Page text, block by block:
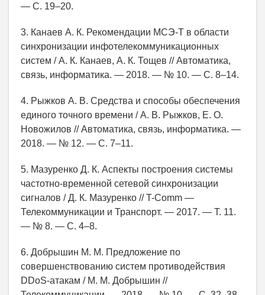
— С. 19–20.
3. Канаев А. К. Рекомендации МСЭ-Т в области
синхронизации инфотелекоммуникационных
систем / А. К. Канаев, А. К. Тощев // Автоматика,
связь, информатика. — 2018. — № 10. — С. 8–14.
4. Рыжков А. В. Средства и способы обеспечения
единого точного времени / А. В. Рыжков, Е. О.
Новожилов // Автоматика, связь, информатика. —
2018. — № 12. — С. 7‒11.
5. Мазуренко Д. К. Аспекты построения системы
частотно-временной сетевой синхронизации
сигналов / Д. К. Мазуренко // T-Comm —
Телекоммуникации и Транспорт. — 2017. — Т. 11.
— № 8. — С. 4–8.
6. Добрышин М. М. Предложение по
совершенствованию систем противодействия
DDoS-атакам / М. М. Добрышин //